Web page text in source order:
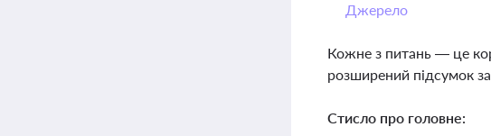
Джерело
Кожне з питань — це
розширений підсумок
Стисло про головне: